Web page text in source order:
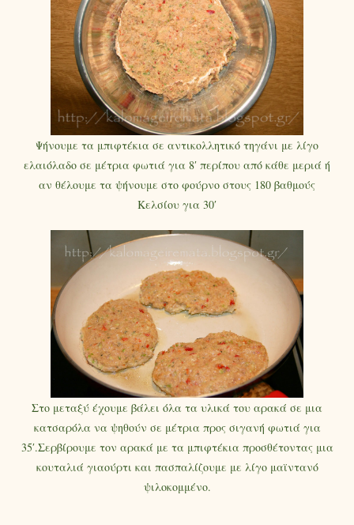
Ψήνουμε τα μπιφτέκια σε αντικολλητικό τηγάνι με λίγο
ελαιόλαδο σε μέτρια φωτιά για 8′ περίπου από κάθε μεριά ή
αν θέλουμε τα ψήνουμε στο φούρνο στους 180 βαθμούς
Κελσίου για 30′
Στο μεταξύ έχουμε βάλει όλα τα υλικά του αρακά σε μια
κατσαρόλα να ψηθούν σε μέτρια προς σιγανή φωτιά για
35′.Σερβίρουμε τον αρακά με τα μπιφτέκια προσθέτοντας μια
κουταλιά γιαούρτι και πασπαλίζουμε με λίγο μαϊντανό
ψιλοκομμένο.